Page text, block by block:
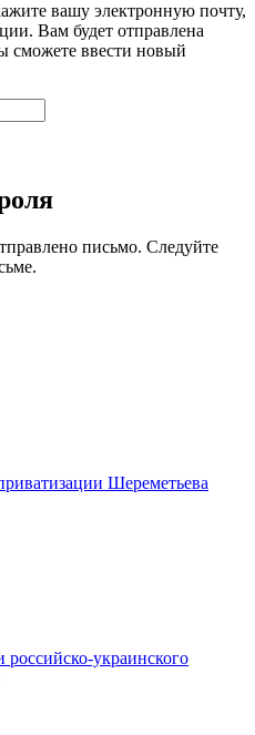
вашу электронную почту,
Вам будет отправлена
сможете ввести новый
письмо. Следуйте
Шереметьева
украинского